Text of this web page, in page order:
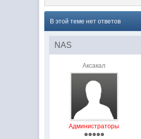
В этой теме нет ответов
NAS
Аксакал
Администраторы